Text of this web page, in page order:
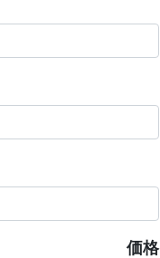
価格